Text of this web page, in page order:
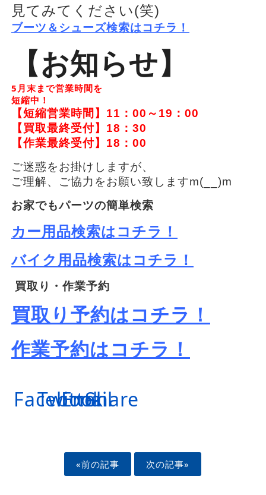
見てみてください(笑)
ブーツ＆シューズ検索はコチラ！
【お知らせ】
5月末まで営業時間を
短縮中！
【短縮営業時間】11：00～19：00
【買取最終受付】18：30
【作業最終受付】18：00
ご迷惑をお掛けしますが、
ご理解、ご協力をお願い致しますm(__)m
お家でもパーツの簡単検索
カー用品検索はコチラ！
バイク用品検索はコチラ！
買取り・作業予約
買取り予約はコチラ！
作業予約はコチラ！
Facebook
Twitter
Email
Share
«前の記事 次の記事»